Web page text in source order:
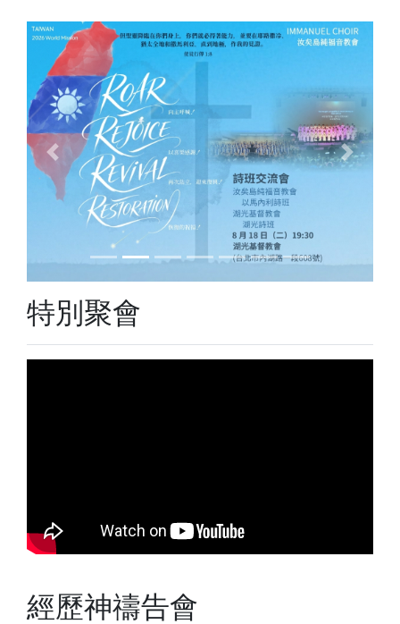
Previous Next
特別聚會
經歷神禱告會